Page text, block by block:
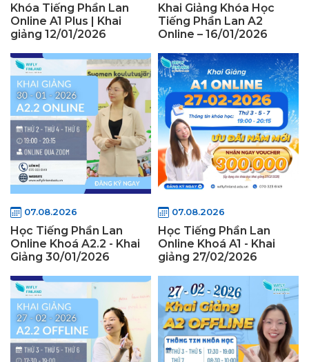
Khóa Tiếng Phần Lan
Online A1 Plus | Khai
giảng 12/01/2026
Khai Giảng Khóa Học
Tiếng Phần Lan A2
Online – 16/01/2026
07.08.2026
Học Tiếng Phần Lan
Online Khoá A2.2 - Khai
Giảng 30/01/2026
07.08.2026
Học Tiếng Phần Lan
Online Khoá A1 - Khai
giảng 27/02/2026